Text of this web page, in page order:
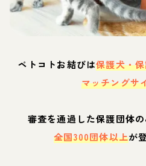
ペトコトお結びは保護犬・
マッチングサ
審査を通過した保護団体の
全国300団体以上が